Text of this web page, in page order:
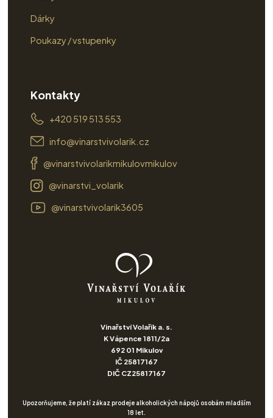
Dárky
Poukazy / vstupenky
Kontakty
+420 519 513 553
info@vinarstvivolarik.cz
@vinarstvivolarikmikulovmikulov
@vinarstvi_volarik
@vinarstvivolarik3605
Vinařství Volařík a. s.
K Vápence 1811/2a
692 01 Mikulov
IČ 25817167
DIČ CZ25817167
Upozorňujeme, že platí zákaz prodeje alkoholických nápojů osobám mladším
18 let.